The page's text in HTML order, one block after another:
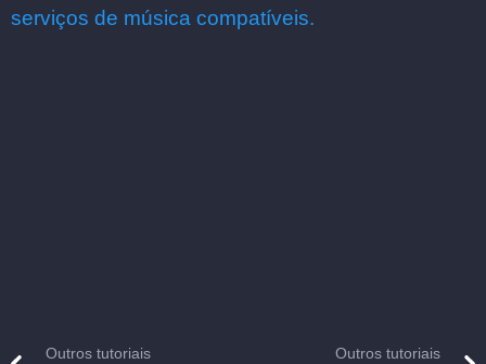
serviços de música compatíveis.
Outros tutoriais Outros tutoriais